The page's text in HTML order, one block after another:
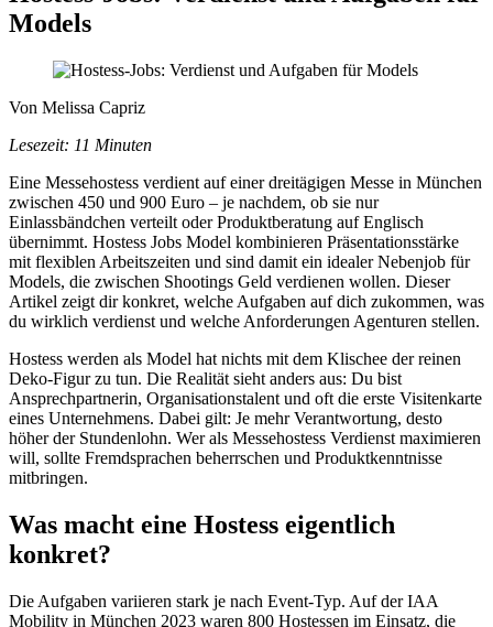
Models
Von Melissa Capriz
Lesezeit: 11 Minuten
Eine Messehostess verdient auf einer dreitägigen Messe in München
zwischen 450 und 900 Euro – je nachdem, ob sie nur
Einlassbändchen verteilt oder Produktberatung auf Englisch
übernimmt. Hostess Jobs Model kombinieren Präsentationsstärke
mit flexiblen Arbeitszeiten und sind damit ein idealer Nebenjob für
Models, die zwischen Shootings Geld verdienen wollen. Dieser
Artikel zeigt dir konkret, welche Aufgaben auf dich zukommen, was
du wirklich verdienst und welche Anforderungen Agenturen stellen.
Hostess werden als Model hat nichts mit dem Klischee der reinen
Deko-Figur zu tun. Die Realität sieht anders aus: Du bist
Ansprechpartnerin, Organisationstalent und oft die erste Visitenkarte
eines Unternehmens. Dabei gilt: Je mehr Verantwortung, desto
höher der Stundenlohn. Wer als Messehostess Verdienst maximieren
will, sollte Fremdsprachen beherrschen und Produktkenntnisse
mitbringen.
Was macht eine Hostess eigentlich
konkret?
Die Aufgaben variieren stark je nach Event-Typ. Auf der IAA
Mobility in München 2023 waren 800 Hostessen im Einsatz, die